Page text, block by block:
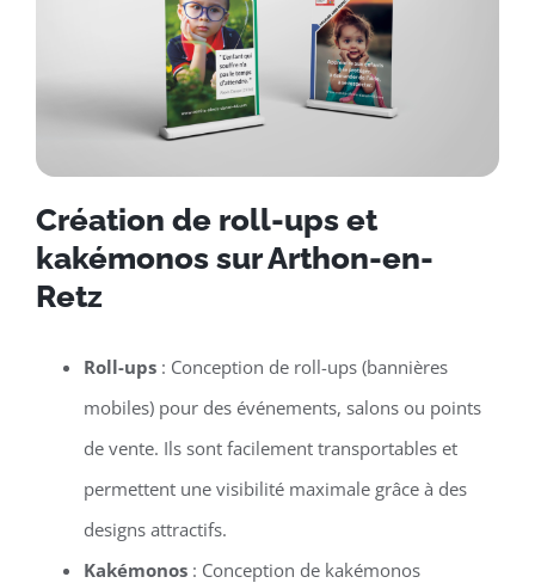
Création de roll-ups et
kakémonos sur Arthon-en-
Retz
Roll-ups: Conception de roll-ups (bannières
mobiles) pour des événements, salons ou points
de vente. Ils sont facilement transportables et
permettent une visibilité maximale grâce à des
designs attractifs.
Kakémonos: Conception de kakémonos